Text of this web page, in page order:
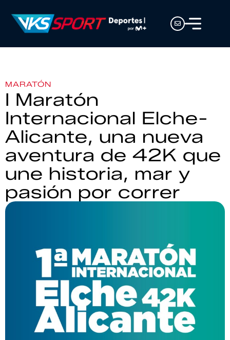
MARATÓN
I Maratón
Internacional Elche-
Alicante, una nueva
aventura de 42K que
une historia, mar y
pasión por correr